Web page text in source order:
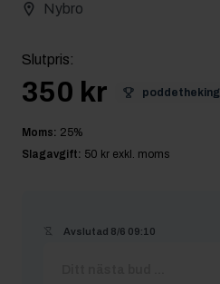
Nybro
Slutpris:
350 kr
Moms: 25%
Slagavgift: 50 kr exkl. moms
Avslutad 8/6 09:10